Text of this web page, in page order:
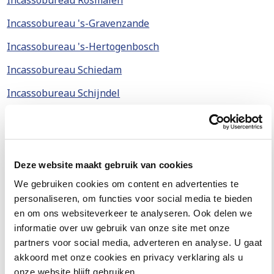
Deze website maakt gebruik van cookies
We gebruiken cookies om content en advertenties te
personaliseren, om functies voor social media te bieden
en om ons websiteverkeer te analyseren. Ook delen we
informatie over uw gebruik van onze site met onze
partners voor social media, adverteren en analyse. U gaat
akkoord met onze cookies en privacy verklaring als u
Incassobureau 's-Gravenzande
Incassobureau 's-Hertogenbosch
Incassobureau Schiedam
Incassobureau Schijndel
Incassobureau Stadskanaal
Incassobureau Steenwijk
Incassobureau Surhuisterveen
Incassobureau Terneuzen
Incassobureau Twente
Incassobureau Uden